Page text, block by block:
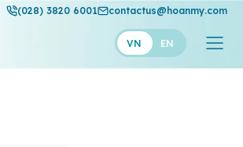
(028) 3820 6001 contactus@hoanmy.com
VN EN